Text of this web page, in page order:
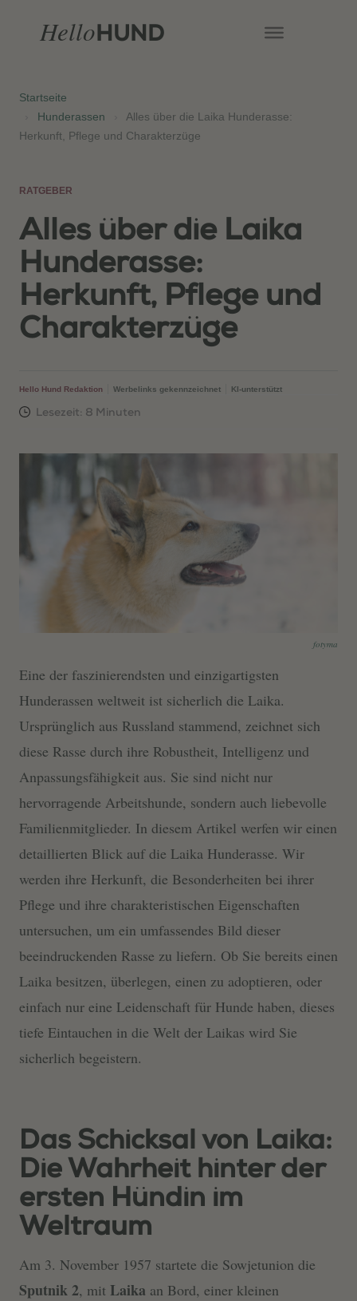
HelloHUND
Startseite
Hunderassen
Alles über die Laika Hunderasse:
Herkunft, Pflege und Charakterzüge
RATGEBER
Alles über die Laika
Hunderasse:
Herkunft, Pflege und
Charakterzüge
Hello Hund Redaktion Werbelinks gekennzeichnet KI-unterstützt
fotyma
Eine der faszinierendsten und einzigartigsten
Hunderassen weltweit ist sicherlich die Laika.
Ursprünglich aus Russland stammend, zeichnet sich
diese Rasse durch ihre Robustheit, Intelligenz und
Anpassungsfähigkeit aus. Sie sind nicht nur
hervorragende Arbeitshunde, sondern auch liebevolle
Familienmitglieder. In diesem Artikel werfen wir einen
detaillierten Blick auf die Laika Hunderasse. Wir
werden ihre Herkunft, die Besonderheiten bei ihrer
Pflege und ihre charakteristischen Eigenschaften
untersuchen, um ein umfassendes Bild dieser
beeindruckenden Rasse zu liefern. Ob Sie bereits einen
Laika besitzen, überlegen, einen zu adoptieren, oder
einfach nur eine Leidenschaft für Hunde haben, dieses
tiefe Eintauchen in die Welt der Laikas wird Sie
sicherlich begeistern.
Das Schicksal von Laika:
Die Wahrheit hinter der
ersten Hündin im
Weltraum
Am 3. November 1957 startete die Sowjetunion die
Sputnik 2, mit Laika an Bord, einer kleinen